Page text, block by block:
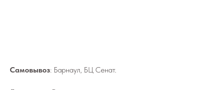
Самовывоз: Барнаул, БЦ Сенат.